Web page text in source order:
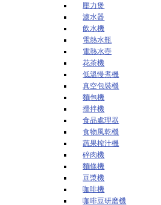
壓力煲
濾水器
飲水機
電熱水瓶
電熱水壺
花茶機
低溫慢煮機
真空包裝機
麵包機
攪拌機
食品處理器
食物風乾機
蔬果榨汁機
碎肉機
麵條機
豆漿機
咖啡機
咖啡豆研磨機